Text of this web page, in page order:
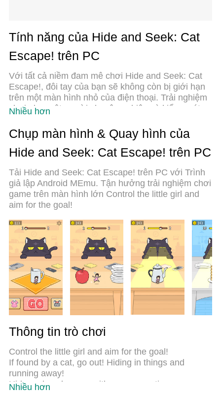
Tính năng của Hide and Seek: Cat
Escape! trên PC
Với tất cả niềm đam mê chơi Hide and Seek: Cat
Escape!, đôi tay của bạn sẽ không còn bị giới hạn
trên một màn hình nhỏ của điện thoại. Trải nghiệm
chơi như một người chuyên nghiệp và kiểm soát
chuột. MEmu cung cấp cho bạn tất cả những điều
mà bạn đang mong đợi. Tải xuống và chơi Hide
and Seek: Cat Escape! trên PC. Miễn là bạn muốn
động và các cuộc gọi làm phiền. MEmu 9 hoàn
toàn là sự lựa chọn tốt nhất để chơi Hide and
Seek: Cat Escape! trên PC. Với sự chuẩn bị về
chuyên môn của chúng tôi, hệ thống sơ đồ bàn
trở thành một trò chơi thực sự trên PC. Trình Quản
lý đa năng, đã được chăm chút bởi sự tiếp thu của
chúng tôi, có thể phát 2 hoặc nhiều tài khoản trên
cùng một thiết bị. Và điều quan trọng nhất, công cụ
mô phỏng độc quyền của chúng tôi có thể phát huy
toàn bộ tiềm năng PC của bạn, giúp mọi thứ hoạt
động trơn tru nhất có thể. Chúng tôi biết rằng quá
trình tận hưởng hạnh phúc ở mỗi trò chơi cũng là
mong muốn của mỗi game thủ, vì vậy các bạn chỉ
cần chơi thôi hãy để chúng tôi quan tâm đến tất cả
trải nghiệm đó.
Nhiều hơn
Chụp màn hình & Quay hình của
Hide and Seek: Cat Escape! trên PC
Tải Hide and Seek: Cat Escape! trên PC với Trình
giả lập Android MEmu. Tận hưởng trải nghiệm chơi
game trên màn hình lớn Control the little girl and
aim for the goal!
Thông tin trò chơi
Control the little girl and aim for the goal!
If found by a cat, go out! Hiding in things and
running away!
Hide and seek game with easy operation.
Nhiều hơn